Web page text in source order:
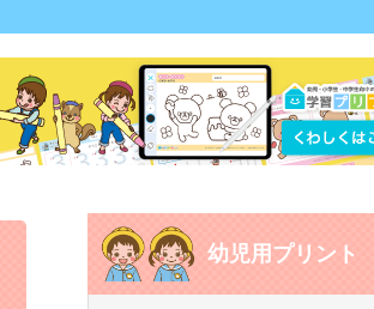
幼児用プリント